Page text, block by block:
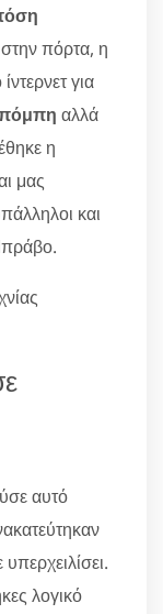
πόρτα, η
για
αλλά
η
μας
και
αυτό
λογικό